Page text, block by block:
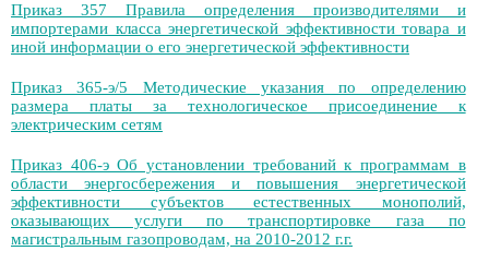
Приказ 357 Правила определения производителями и
импортерами класса энергетической эффективности товара и
иной информации о его энергетической эффективности
Приказ 365-э/5 Методические указания по определению
размера платы за технологическое присоединение к
электрическим сетям
Приказ 406-э Об установлении требований к программам в
области энергосбережения и повышения энергетической
эффективности субъектов естественных монополий,
оказывающих услуги по транспортировке газа по
магистральным газопроводам, на 2010-2012 г.г.